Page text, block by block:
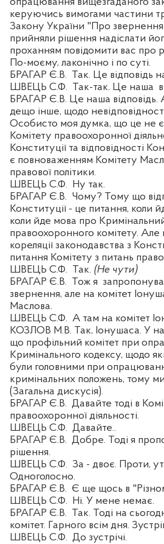
керуючись вимогами частини
Закону України "Про
прийняли рішення надіслати
проханням повідомити вас про
По-моєму, лаконічно і по суті.
БРАГАР Є.В. Так. Це відповідь
ШВЕЦЬ С.Ф. Так-так. Це наша
БРАГАР Є.В. Це наша відповідь.
дещо інше, щодо
Особисто моя думка, що це не
Комітету правоохоронної
Конституції та відповідності
є повноваженням Комітету
правової політики.
ШВЕЦЬ С.Ф.
Ну так.
БРАГАР Є.В. Чому? Тому що
Конституції - це питання, коли
коли йде мова про
правоохоронного комітету. Але
кореляції законодавства з
питання Комітету з питань
ШВЕЦЬ С.Ф. Так. (Не чути)
БРАГАР Є.В. Тож я
звернення, але на комітет
Маслова.
ШВЕЦЬ С.Ф. А там на комітет
КОЗЛОВ М.В. Так, Іонушаса. У
що профільний комітет при
Кримінального кодексу, щодо
були головними при
кримінальних положень, тому
(Загальна дискусія).
БРАГАР Є.В. Давайте тоді в
правоохоронної діяльності.
ШВЕЦЬ С.Ф. Давайте..
БРАГАР Є.В. Добре. Тоді я
рішення.
ШВЕЦЬ С.Ф. За - двоє. Проти,
Одноголосно.
БРАГАР Є.В. Є ще щось в
ШВЕЦЬ С.Ф.
Ні. У мене немає.
БРАГАР Є.В. Так. Тоді на
комітет. Гарного всім дня.
ШВЕЦЬ С.Ф. До зустрічі.